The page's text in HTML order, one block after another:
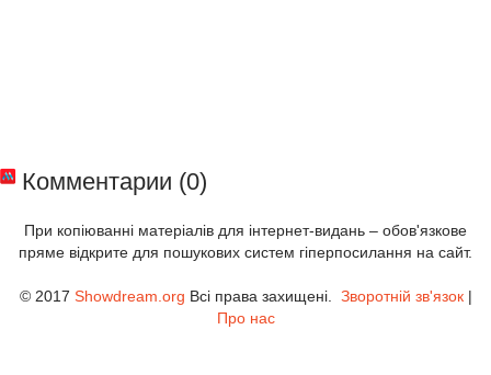
Комментарии (0)
При копіюванні матеріалів для інтернет-видань – обов'язкове
пряме відкрите для пошукових систем гіперпосилання на сайт.
© 2017 Showdream.org Всі права захищені. Зворотній зв'язок|
Про нас